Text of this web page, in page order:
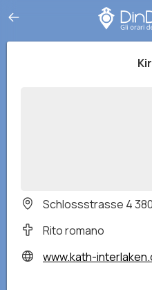
Schlossstrasse 4
Rito romano
www.kath-